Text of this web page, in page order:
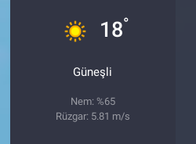
18°
Güneşli
Nem: %65
Rüzgar: 5.81 m/s